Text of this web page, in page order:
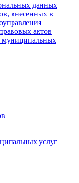
данных
внесенных в
актов
муниципальных
услуг